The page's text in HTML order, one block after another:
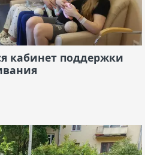
кабинет поддержки